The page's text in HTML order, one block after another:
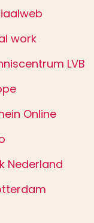
work
LVB
Online
Nederland